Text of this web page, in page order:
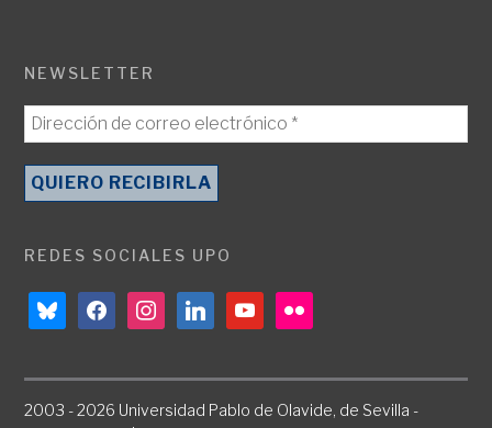
NEWSLETTER
REDES SOCIALES UPO
blueskyfacebookinstagramlinkedinyoutubeflickr
2003 - 2026 Universidad Pablo de Olavide, de Sevilla -